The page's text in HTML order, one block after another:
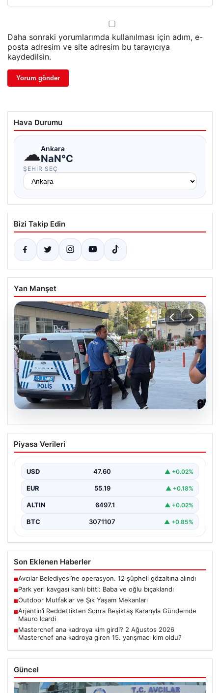
Daha sonraki yorumlarımda kullanılması için adım, e-
posta adresim ve site adresim bu tarayıcıya
kaydedilsin.
Hava Durumu
☁Ankara
NaN°C
ŞEHIR SEÇ
Bizi Takip Edin
Yan Manşet
05.08.2026
Park yeri kavgası kanlı bitti: Baba ve
oğlu bıçaklandı
Piyasa Verileri
USD 47.60 ▲ +0.02%
EUR 55.19 ▲ +0.18%
ALTIN 6497.1 ▲ +0.02%
BTC 3071107 ▲ +0.85%
Son Eklenen Haberler
■Avcılar Belediyesi’ne operasyon. 12 şüpheli gözaltına alındı
■Park yeri kavgası kanlı bitti: Baba ve oğlu bıçaklandı
■Outdoor Mutfaklar ve Şık Yaşam Mekanları
■Arjantin’i Reddettikten Sonra Beşiktaş Kararıyla Gündemde
Mauro Icardi
■Masterchef ana kadroya kim girdi? 2 Ağustos 2026
Masterchef ana kadroya giren 15. yarışmacı kim oldu?
Güncel